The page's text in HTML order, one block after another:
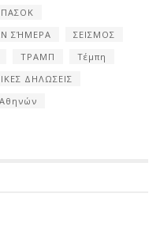
ΠΑΣΟΚ
ΣΉΜΕΡΑ
ΣΕΙΣΜΟΣ
ΤΡΑΜΠ
Τέμπη
ΔΗΛΩΣΕΙΣ